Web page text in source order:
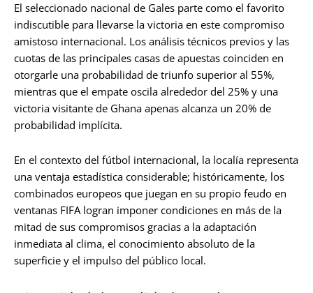
El seleccionado nacional de Gales parte como el favorito
indiscutible para llevarse la victoria en este compromiso
amistoso internacional. Los análisis técnicos previos y las
cuotas de las principales casas de apuestas coinciden en
otorgarle una probabilidad de triunfo superior al 55%,
mientras que el empate oscila alrededor del 25% y una
victoria visitante de Ghana apenas alcanza un 20% de
probabilidad implícita.
En el contexto del fútbol internacional, la localía representa
una ventaja estadística considerable; históricamente, los
combinados europeos que juegan en su propio feudo en
ventanas FIFA logran imponer condiciones en más de la
mitad de sus compromisos gracias a la adaptación
inmediata al clima, el conocimiento absoluto de la
superficie y el impulso del público local.